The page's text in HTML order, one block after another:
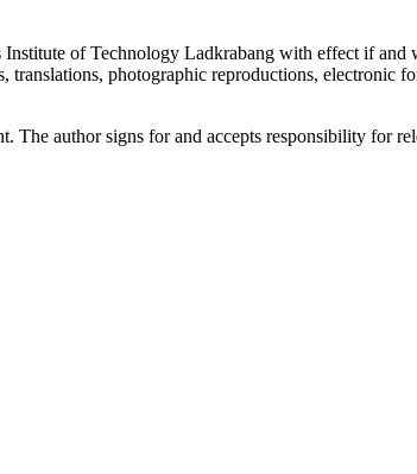
of Technology Ladkrabang with effect if and
photographic reproductions, electronic
author signs for and accepts responsibility for